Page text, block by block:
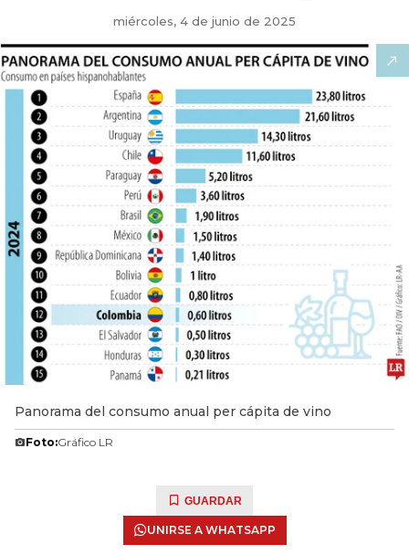
miércoles, 4 de junio de 2025
Panorama del consumo anual per cápita de vino
Foto:Gráfico LR
GUARDAR
UNIRSE A WHATSAPP